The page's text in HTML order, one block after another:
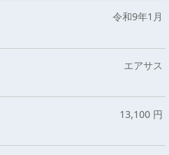
令和9年1月
エアサス
13,100 円